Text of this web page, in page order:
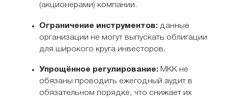
(акционерами) компании.
Ограничение инструментов:данные
организации не могут выпускать облигации
для широкого круга инвесторов.
Упрощённое регулирование:МКК не
обязаны проводить ежегодный аудит в
обязательном порядке, что снижает их